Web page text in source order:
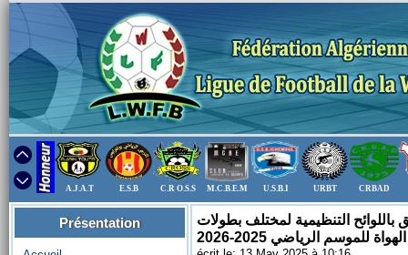
A.J.A.T E.S.B C.R O.S.S M.C.B.E.M U.S.B.I URBT CRBAD
Présentation
القدم: المنشور رقم 51 المؤرخ في 11 ماي 2025 المتعلق باللوائح التنظيمية لمختلف بطولات
الهواة للموسم الرياضي 2025-2026